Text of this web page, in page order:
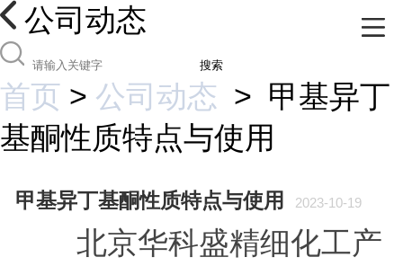
公司动态
搜索
首页 > 公司动态 > 甲基异丁
基酮性质特点与使用
甲基异丁基酮性质特点与使用 2023-10-19
北京华科盛精细化工产